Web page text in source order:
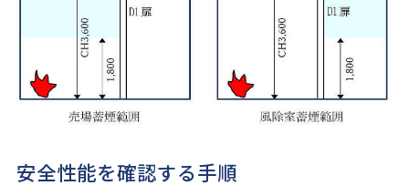
安全性能を確認する手順